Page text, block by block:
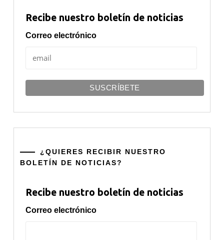
Recibe nuestro boletín de noticias
Correo electrónico
¿QUIERES RECIBIR NUESTRO
BOLETÍN DE NOTICIAS?
Recibe nuestro boletín de noticias
Correo electrónico